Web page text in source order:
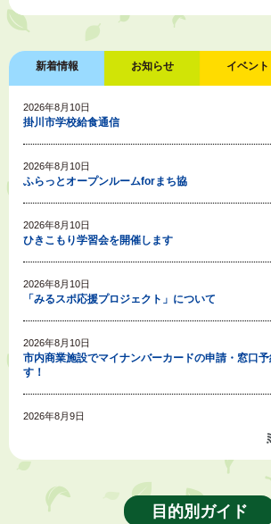
新着情報 お知らせ イベント
2026年8月10日
掛川市学校給食通信
2026年8月10日
ふらっとオープンルームforまち協
2026年8月10日
ひきこもり学習会を開催します
2026年8月10日
「みるスポ応援プロジェクト」について
2026年8月10日
市内商業施設でマイナンバーカードの申請・窓口
す！
2026年8月9日
令和８年度公民館等（大東北公民館、大須賀中央公
もったいない通信㉘～【節水】をしないのはもった
目的別ガイド